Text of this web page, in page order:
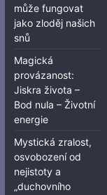
může fungovat
jako zloděj našich
snů
Magická
provázanost:
Jiskra života –
Bod nula – Životní
energie
Mystická zralost,
osvobození od
nejistoty a
„duchovního